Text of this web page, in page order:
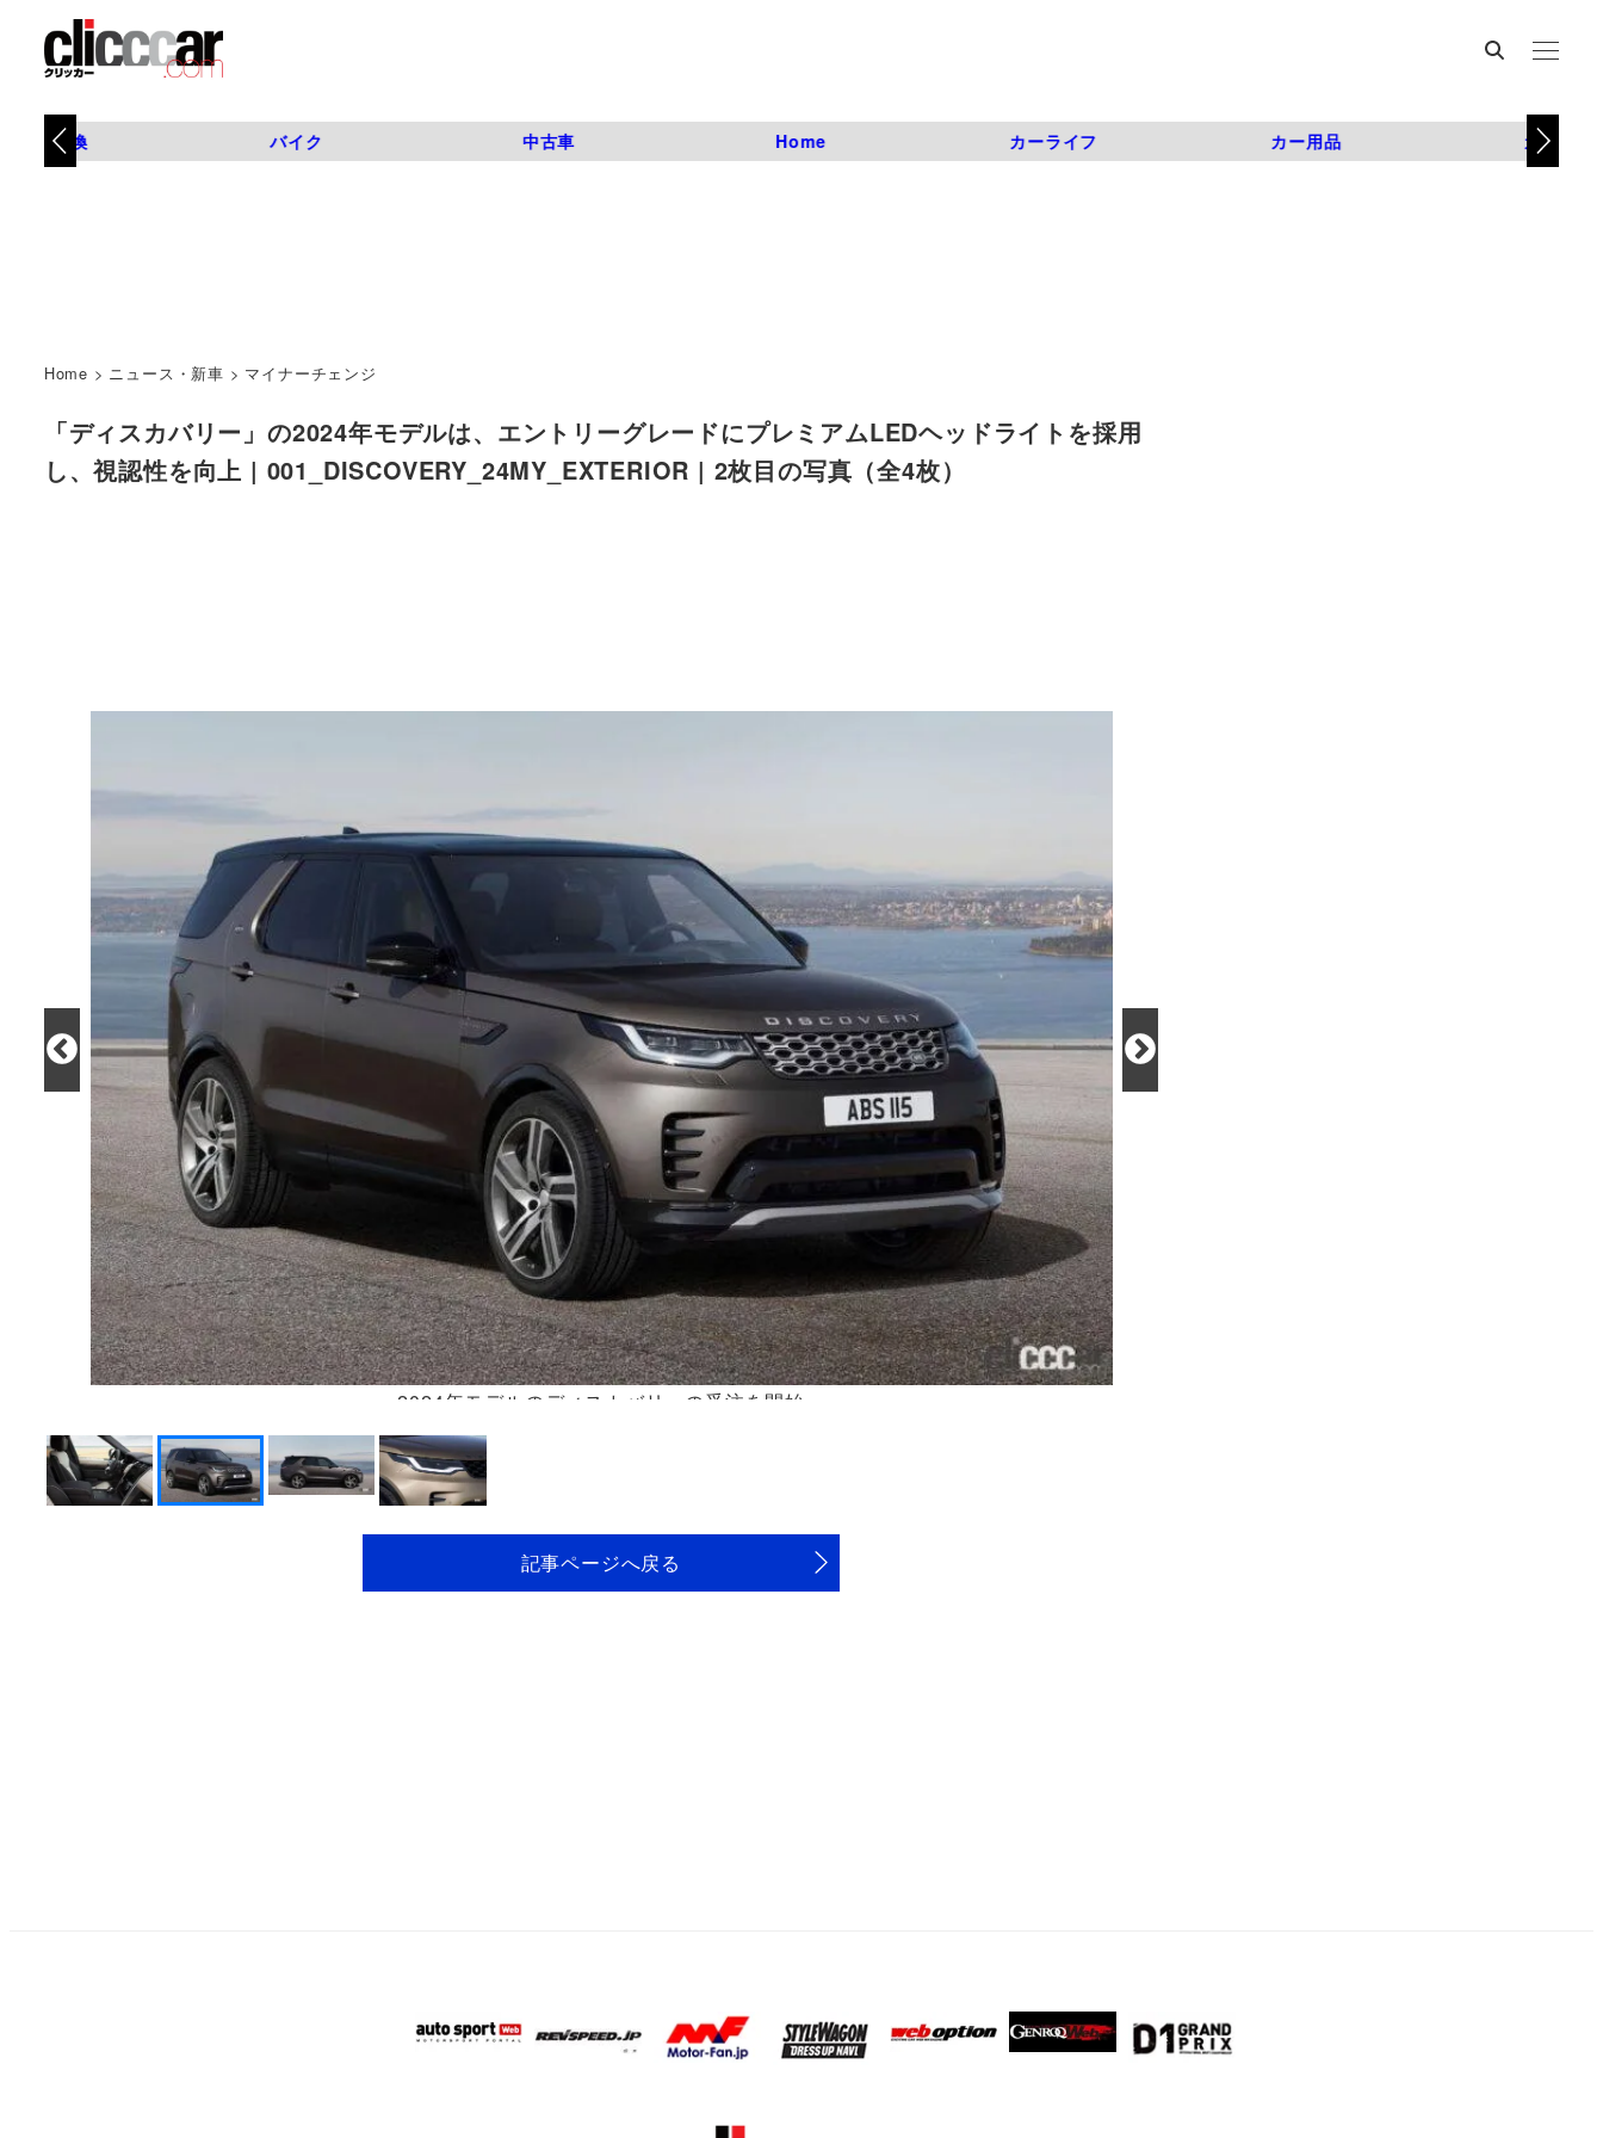
タイヤ交換 バイク 中古車 Home カーライフ カー用品 カスタム
Home > ニュース・新車 > マイナーチェンジ
「ディスカバリー」の2024年モデルは、エントリーグレードにプレミアムLEDヘッドライトを採用
し、視認性を向上 | 001_DISCOVERY_24MY_EXTERIOR | 2枚目の写真（全4枚）
2024年モデルのディスカバリーの受注を開始
記事ページへ戻る